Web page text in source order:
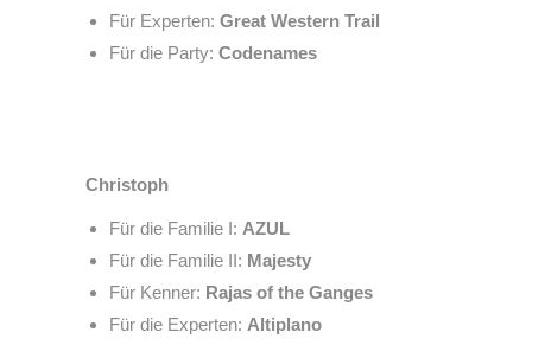
Für Experten: Great Western Trail
Für die Party: Codenames
Christoph
Für die Familie I: AZUL
Für die Familie II: Majesty
Für Kenner: Rajas of the Ganges
Für die Experten: Altiplano